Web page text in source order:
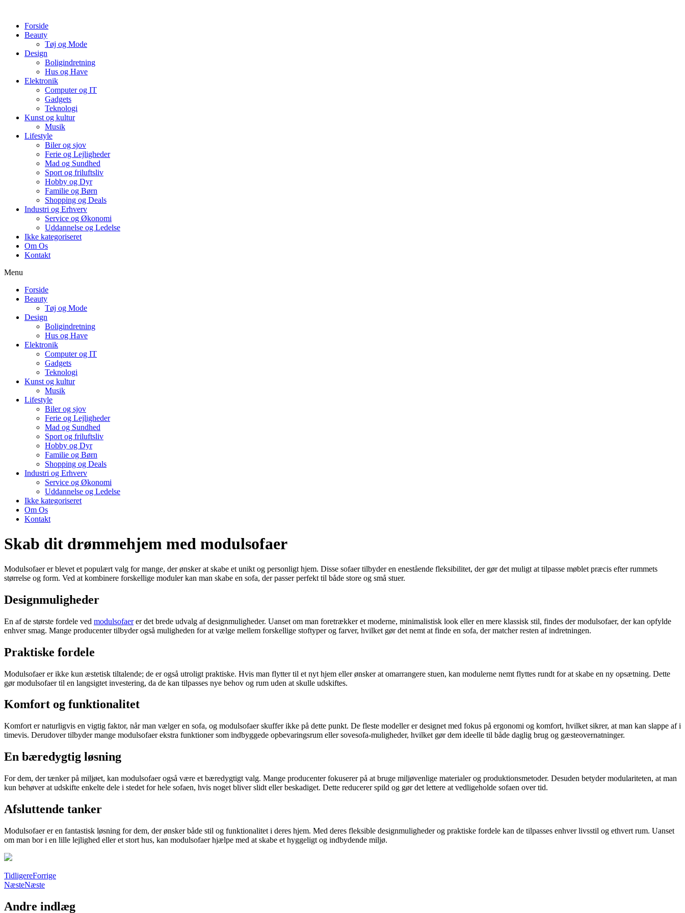
indholdForside
Beauty
Tøj og Mode
Design
Boligindretning
Hus og Have
Elektronik
Computer og IT
Gadgets
Teknologi
Kunst og kultur
Musik
Lifestyle
Biler og sjov
Ferie og Lejligheder
Mad og Sundhed
Sport og friluftsliv
Hobby og Dyr
Familie og Børn
Shopping og Deals
Industri og Erhverv
Service og Økonomi
Uddannelse og Ledelse
Ikke kategoriseret
Om Os
Kontakt
Menu
Forside
Beauty
Tøj og Mode
Design
Boligindretning
Hus og Have
Elektronik
Computer og IT
Gadgets
Teknologi
Kunst og kultur
Musik
Lifestyle
Biler og sjov
Ferie og Lejligheder
Mad og Sundhed
Sport og friluftsliv
Hobby og Dyr
Familie og Børn
Shopping og Deals
Industri og Erhverv
Service og Økonomi
Uddannelse og Ledelse
Ikke kategoriseret
Om Os
Kontakt
Skab dit drømmehjem med modulsofaer
Modulsofaer er blevet et populært valg for mange, der ønsker at skabe et unikt og personligt hjem. Disse sofaer tilbyder en enestående fleksibilitet, der gør det muligt at tilpasse møblet præcis efter rummets
størrelse og form. Ved at kombinere forskellige moduler kan man skabe en sofa, der passer perfekt til både store og små stuer.
Designmuligheder
En af de største fordele ved modulsofaerer det brede udvalg af designmuligheder. Uanset om man foretrækker et moderne, minimalistisk look eller en mere klassisk stil, findes der modulsofaer, der kan opfylde
enhver smag. Mange producenter tilbyder også muligheden for at vælge mellem forskellige stoftyper og farver, hvilket gør det nemt at finde en sofa, der matcher resten af indretningen.
Praktiske fordele
Modulsofaer er ikke kun æstetisk tiltalende; de er også utroligt praktiske. Hvis man flytter til et nyt hjem eller ønsker at omarrangere stuen, kan modulerne nemt flyttes rundt for at skabe en ny opsætning. Dette
gør modulsofaer til en langsigtet investering, da de kan tilpasses nye behov og rum uden at skulle udskiftes.
Komfort og funktionalitet
Komfort er naturligvis en vigtig faktor, når man vælger en sofa, og modulsofaer skuffer ikke på dette punkt. De fleste modeller er designet med fokus på ergonomi og komfort, hvilket sikrer, at man kan slappe af i
timevis. Derudover tilbyder mange modulsofaer ekstra funktioner som indbyggede opbevaringsrum eller sovesofa-muligheder, hvilket gør dem ideelle til både daglig brug og gæsteovernatninger.
En bæredygtig løsning
For dem, der tænker på miljøet, kan modulsofaer også være et bæredygtigt valg. Mange producenter fokuserer på at bruge miljøvenlige materialer og produktionsmetoder. Desuden betyder modulariteten, at man
kun behøver at udskifte enkelte dele i stedet for hele sofaen, hvis noget bliver slidt eller beskadiget. Dette reducerer spild og gør det lettere at vedligeholde sofaen over tid.
Afsluttende tanker
Modulsofaer er en fantastisk løsning for dem, der ønsker både stil og funktionalitet i deres hjem. Med deres fleksible designmuligheder og praktiske fordele kan de tilpasses enhver livsstil og ethvert rum. Uanset
om man bor i en lille lejlighed eller et stort hus, kan modulsofaer hjælpe med at skabe et hyggeligt og indbydende miljø.
TidligereForrige
NæsteNæste
Andre indlæg